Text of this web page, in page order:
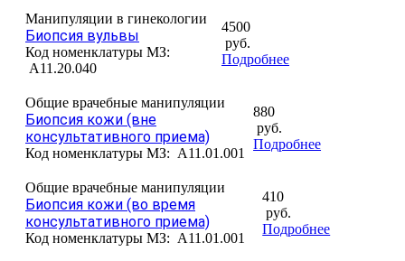
Манипуляции в гинекологии
Биопсия вульвы
Код номенклатуры МЗ:
A11.20.040
4500
руб.
Подробнее
Общие врачебные манипуляции
Биопсия кожи (вне
консультативного приема)
Код номенклатуры МЗ: A11.01.001
880
руб.
Подробнее
Общие врачебные манипуляции
Биопсия кожи (во время
консультативного приема)
Код номенклатуры МЗ: A11.01.001
410
руб.
Подробнее